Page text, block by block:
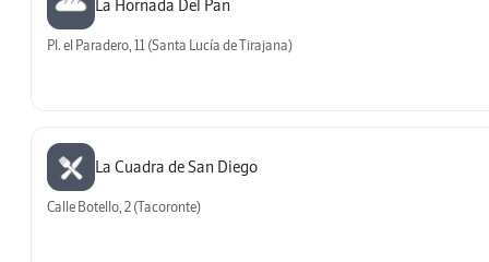
La Hornada Del Pan
Pl. el Paradero, 11 (Santa Lucía de Tirajana)
La Cuadra de San Diego
Calle Botello, 2 (Tacoronte)